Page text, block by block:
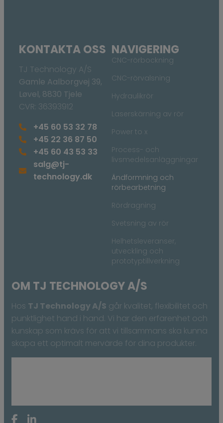
OM TJ TECHNOLOGY A/S
Hos TJ Technology A/S går kvalitet, flexibilitet och
punktlighet hand i hand. Vi har den erfarenhet och
kunskap som krävs för att vi tillsammans ska kunna
skapa ett optimalt mervärde för dina produkter.
NAVIGERING
CNC-rörbockning
CNC-rörvalsning
Hydraulikrör
Laserskärning av rör
Power to x
Process- och
livsmedelsanläggningar
Ändformning och
rörbearbetning
Rördragning
Svetsning av rör
Helhetsleveranser,
utveckling och
prototyptillverkning
KONTAKTA OSS
TJ Technology A/S
Gamle Aalborgvej 39,
Løvel, 8830 Tjele
CVR: 36393912
+45 60 53 32 78
+45 22 36 87 50
+45 60 43 53 33
salg@tj-
technology.dk